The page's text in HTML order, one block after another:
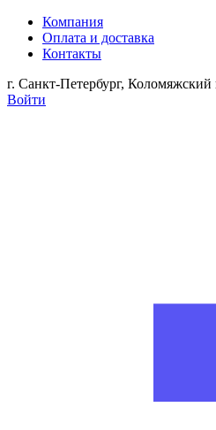
Компания
Оплата и доставка
Контакты
г. Санкт-Петербург, Коломяжский
Войти